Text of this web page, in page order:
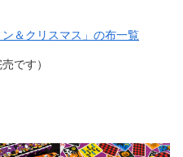
＆クリスマス」の布一覧
です）